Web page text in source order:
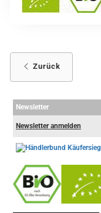
Zurück
Newsletter
Newsletter anmelden